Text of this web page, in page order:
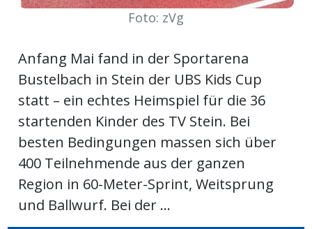
Foto: zVg
Anfang Mai fand in der Sportarena
Bustelbach in Stein der UBS Kids Cup
statt – ein echtes Heimspiel für die 36
startenden Kinder des TV Stein. Bei
besten Bedingungen massen sich über
400 Teilnehmende aus der ganzen
Region in 60-Meter-Sprint, Weitsprung
und Ballwurf. Bei der ...